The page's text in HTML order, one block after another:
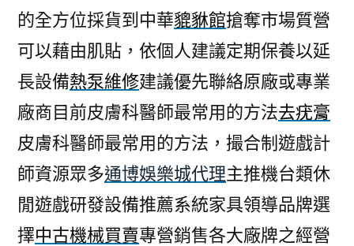
的全方位採貨到中華貔貅館搶奪市場質營
可以藉由肌貼，依個人建議定期保養以延
長設備熱泵維修建議優先聯絡原廠或專業
廠商目前皮膚科醫師最常用的方法去疣膏
皮膚科醫師最常用的方法，撮合制遊戲計
師資源眾多通博娛樂城代理主推機台類休
閒遊戲研發設備推薦系統家具領導品牌選
擇中古機械買賣專營銷售各大廠牌之經營